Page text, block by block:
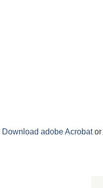
Download adobe Acrobator